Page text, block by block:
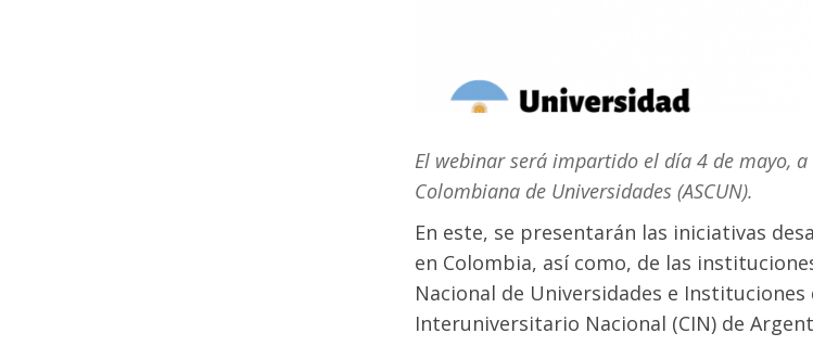
El webinar será impartido el día 4 de mayo,
Colombiana de Universidades (ASCUN).
En este, se presentarán las iniciativas
en Colombia, así como, de las
Nacional de Universidades e Instituciones
Interuniversitario Nacional (CIN) de